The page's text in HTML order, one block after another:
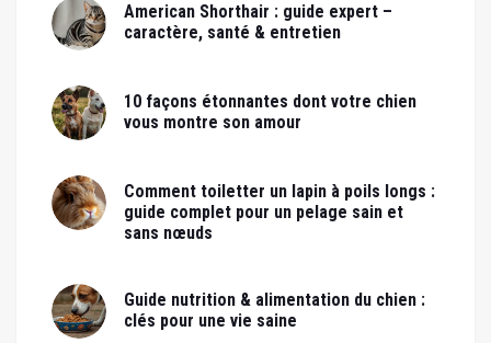
American Shorthair : guide expert –
caractère, santé & entretien
10 façons étonnantes dont votre chien
vous montre son amour
Comment toiletter un lapin à poils longs :
guide complet pour un pelage sain et
sans nœuds
Guide nutrition & alimentation du chien :
clés pour une vie saine